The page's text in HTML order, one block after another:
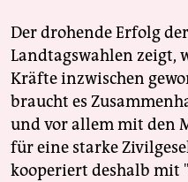
Der drohende Erfolg
Landtagswahlen zeigt,
Kräfte inzwischen
braucht es
und vor allem mit den
für eine starke
kooperiert deshalb mit